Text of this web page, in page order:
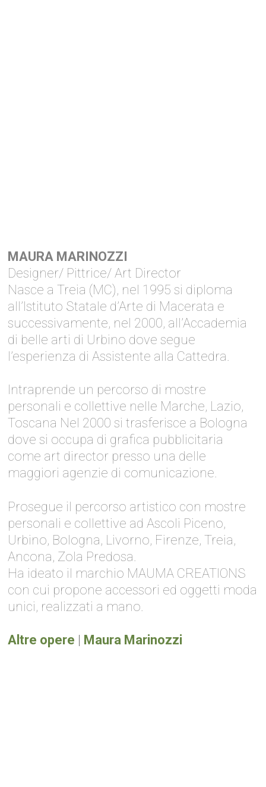
MAURA MARINOZZI
Designer/ Pittrice/ Art Director
Nasce a Treia (MC), nel 1995 si diploma
all’Istituto Statale d’Arte di Macerata e
successivamente, nel 2000, all’Accademia
di belle arti di Urbino dove segue
l’esperienza di Assistente alla Cattedra.
Intraprende un percorso di mostre
personali e collettive nelle Marche, Lazio,
Toscana Nel 2000 si trasferisce a Bologna
dove si occupa di grafica pubblicitaria
come art director presso una delle
maggiori agenzie di comunicazione.
Prosegue il percorso artistico con mostre
personali e collettive ad Ascoli Piceno,
Urbino, Bologna, Livorno, Firenze, Treia,
Ancona, Zola Predosa.
Ha ideato il marchio MAUMA CREATIONS
con cui propone accessori ed oggetti moda
unici, realizzati a mano.
Altre opere Maura Marinozzi